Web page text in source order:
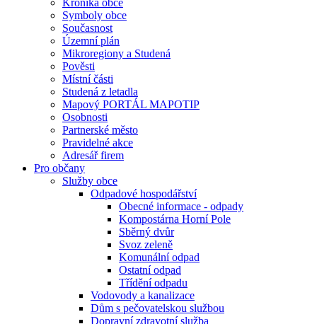
Kronika obce
Symboly obce
Současnost
Územní plán
Mikroregiony a Studená
Pověsti
Místní části
Studená z letadla
Mapový PORTÁL MAPOTIP
Osobnosti
Partnerské město
Pravidelné akce
Adresář firem
Pro občany
Služby obce
Odpadové hospodářství
Obecné informace - odpady
Kompostárna Horní Pole
Sběrný dvůr
Svoz zeleně
Komunální odpad
Ostatní odpad
Třídění odpadu
Vodovody a kanalizace
Dům s pečovatelskou službou
Dopravní zdravotní služba